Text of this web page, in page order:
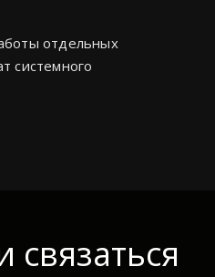
отдельных
системного
связаться